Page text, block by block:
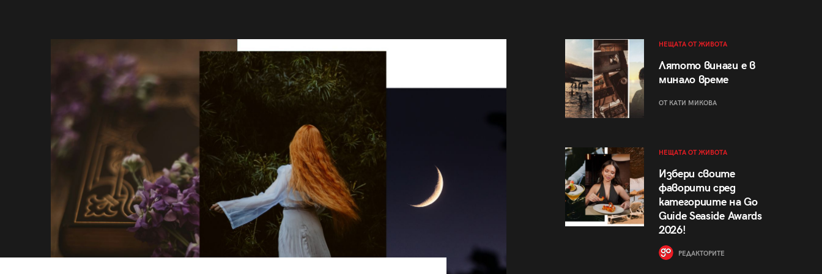
НЕЩАТА ОТ ЖИВОТА
Лятото винаги е в
минало време
ОТ КАТИ МИКОВА
НЕЩАТА ОТ ЖИВОТА
Избери своите
фаворити сред
категориите на Go
Guide Seaside Awards
2026!
РЕДАКТОРИТЕ